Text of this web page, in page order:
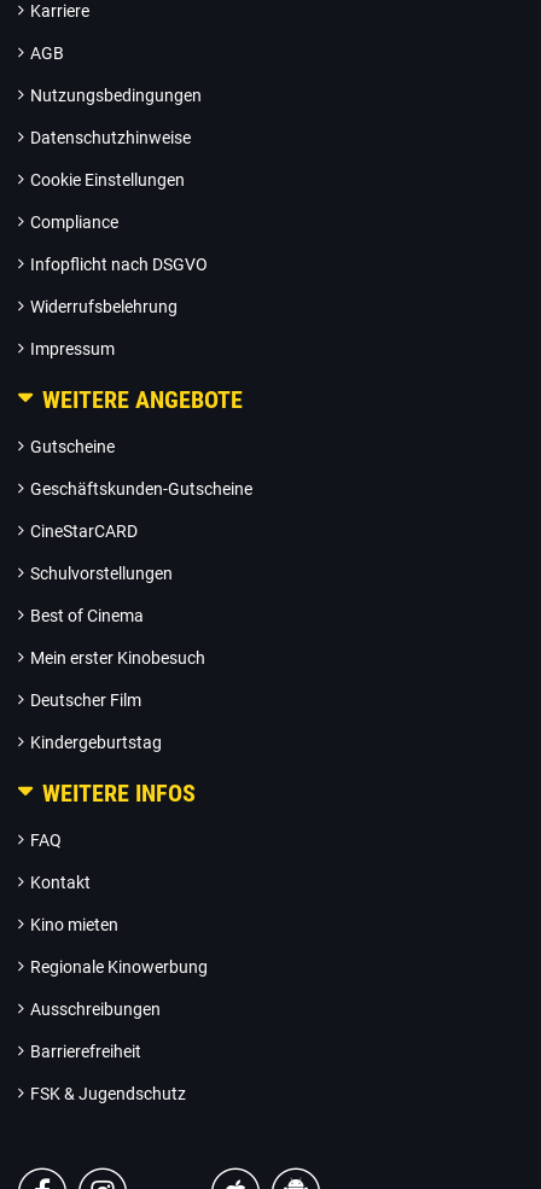
Karriere
AGB
Nutzungsbedingungen
Datenschutzhinweise
Cookie Einstellungen
Compliance
Infopflicht nach DSGVO
Widerrufsbelehrung
Impressum
WEITERE ANGEBOTE
Gutscheine
Geschäftskunden-Gutscheine
CineStarCARD
Schulvorstellungen
Best of Cinema
Mein erster Kinobesuch
Deutscher Film
Kindergeburtstag
WEITERE INFOS
FAQ
Kontakt
Kino mieten
Regionale Kinowerbung
Ausschreibungen
Barrierefreiheit
FSK & Jugendschutz